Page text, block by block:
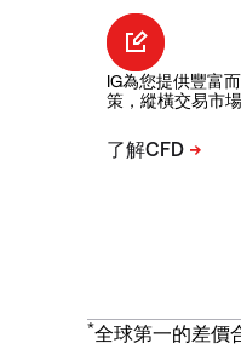
IG為您提供豐富
策，縱橫交易市場
*全球第一的差價